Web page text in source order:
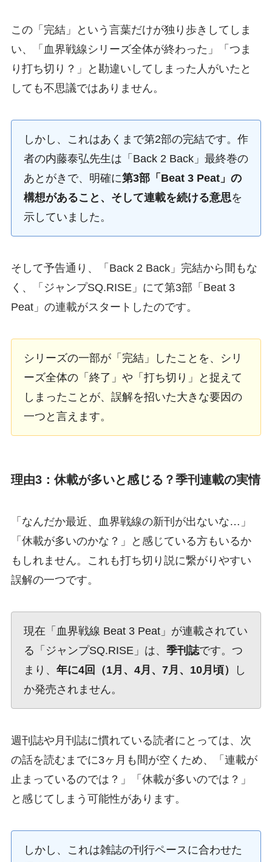
この「完結」という言葉だけが独り歩きしてしま
い、「血界戦線シリーズ全体が終わった」「つま
り打ち切り？」と勘違いしてしまった人がいたと
しても不思議ではありません。
しかし、これはあくまで第2部の完結です。作
者の内藤泰弘先生は「Back 2 Back」最終巻の
あとがきで、明確に第3部「Beat 3 Peat」の
構想があること、そして連載を続ける意思を
示していました。
そして予告通り、「Back 2 Back」完結から間もな
く、「ジャンプSQ.RISE」にて第3部「Beat 3
Peat」の連載がスタートしたのです。
シリーズの一部が「完結」したことを、シリ
ーズ全体の「終了」や「打ち切り」と捉えて
しまったことが、誤解を招いた大きな要因の
一つと言えます。
理由3：休載が多いと感じる？季刊連載の実情
「なんだか最近、血界戦線の新刊が出ないな…」
「休載が多いのかな？」と感じている方もいるか
もしれません。これも打ち切り説に繋がりやすい
誤解の一つです。
現在「血界戦線 Beat 3 Peat」が連載されてい
る「ジャンプSQ.RISE」は、 季刊誌です。つ
まり、 年に4回（1月、4月、7月、10月頃）
し
か発売されません。
週刊誌や月刊誌に慣れている読者にとっては、次
の話を読むまでに3ヶ月も間が空くため、「連載が
止まっているのでは？」「休載が多いのでは？」
と感じてしまう可能性があります。
しかし、これは雑誌の刊行ペースに合わせた